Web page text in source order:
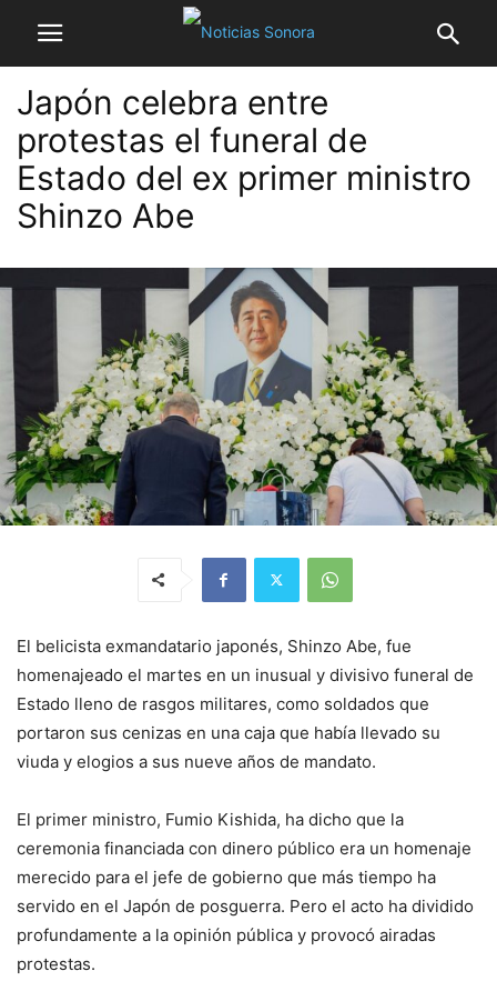
Japón celebra entre
protestas el funeral de
Estado del ex primer ministro
Shinzo Abe
El belicista exmandatario japonés, Shinzo Abe, fue
homenajeado el martes en un inusual y divisivo funeral de
Estado lleno de rasgos militares, como soldados que
portaron sus cenizas en una caja que había llevado su
viuda y elogios a sus nueve años de mandato.
El primer ministro, Fumio Kishida, ha dicho que la
ceremonia financiada con dinero público era un homenaje
merecido para el jefe de gobierno que más tiempo ha
servido en el Japón de posguerra. Pero el acto ha dividido
profundamente a la opinión pública y provocó airadas
protestas.